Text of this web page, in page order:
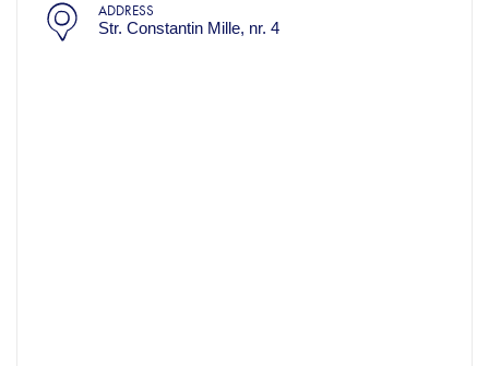
ADDRESS
Str. Constantin Mille, nr. 4